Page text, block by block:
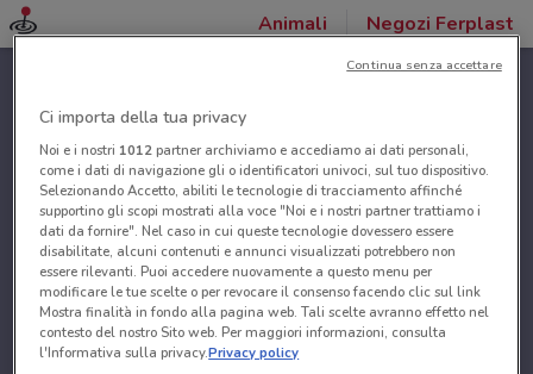
Animali Negozi Ferplast
Ci importa della tua privacy
Noi e i nostri 1012partner archiviamo e accediamo ai dati personali,
come i dati di navigazione gli o identificatori univoci, sul tuo dispositivo.
Selezionando Accetto, abiliti le tecnologie di tracciamento affinché
supportino gli scopi mostrati alla voce "Noi e i nostri partner trattiamo i
dati da fornire". Nel caso in cui queste tecnologie dovessero essere
disabilitate, alcuni contenuti e annunci visualizzati potrebbero non
essere rilevanti. Puoi accedere nuovamente a questo menu per
modificare le tue scelte o per revocare il consenso facendo clic sul link
Mostra finalità in fondo alla pagina web. Tali scelte avranno effetto nel
contesto del nostro Sito web. Per maggiori informazioni, consulta
l'Informativa sulla privacy.Privacy policy
Continua senza accettare